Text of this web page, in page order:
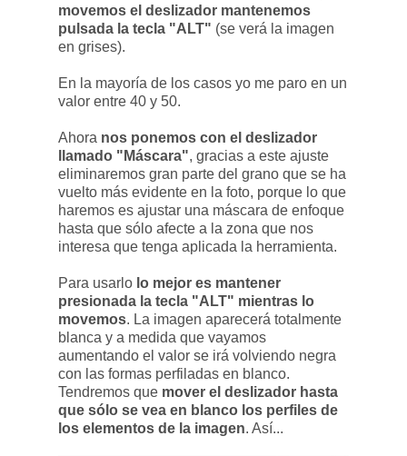
movemos el deslizador mantenemos
pulsada la tecla "ALT" (se verá la imagen
en grises).
En la mayoría de los casos yo me paro en un
valor entre 40 y 50.
Ahora nos ponemos con el deslizador
llamado "Máscara", gracias a este ajuste
eliminaremos gran parte del grano que se ha
vuelto más evidente en la foto, porque lo que
haremos es ajustar una máscara de enfoque
hasta que sólo afecte a la zona que nos
interesa que tenga aplicada la herramienta.
Para usarlo lo mejor es mantener
presionada la tecla "ALT" mientras lo
movemos. La imagen aparecerá totalmente
blanca y a medida que vayamos
aumentando el valor se irá volviendo negra
con las formas perfiladas en blanco.
Tendremos que mover el deslizador hasta
que sólo se vea en blanco los perfiles de
los elementos de la imagen. Así...